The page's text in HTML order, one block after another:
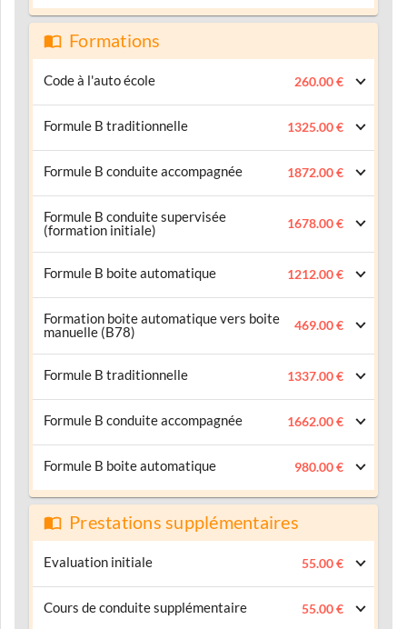
Formations
Code à l'auto école 260.00 €
Formule B traditionnelle 1325.00 €
Formule B conduite accompagnée 1872.00 €
Formule B conduite supervisée
(formation initiale)
1678.00 €
Formule B boite automatique 1212.00 €
Formation boite automatique vers boite
manuelle (B78)
469.00 €
Formule B traditionnelle 1337.00 €
Formule B conduite accompagnée 1662.00 €
Formule B boite automatique 980.00 €
Prestations supplémentaires
Evaluation initiale 55.00 €
Cours de conduite supplémentaire 55.00 €